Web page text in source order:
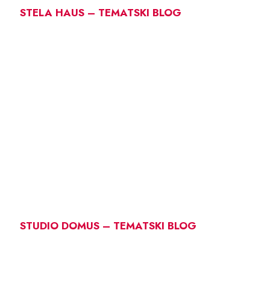
STELA HAUS – TEMATSKI BLOG
STUDIO DOMUS – TEMATSKI BLOG